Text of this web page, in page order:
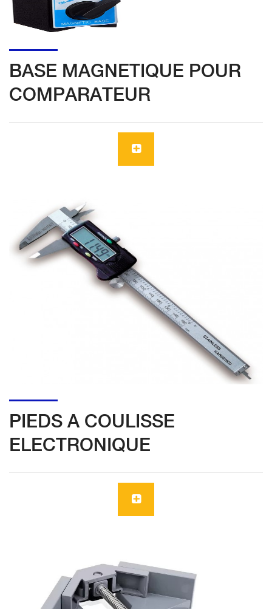
BASE MAGNETIQUE POUR
COMPARATEUR
PIEDS A COULISSE
ELECTRONIQUE